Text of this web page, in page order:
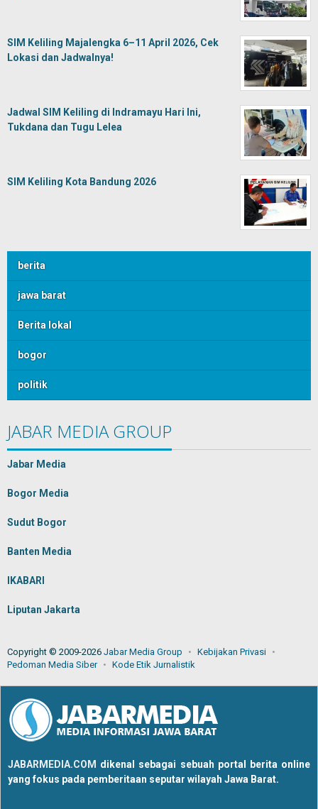
SIM Keliling Majalengka 6–11 April 2026, Cek
Lokasi dan Jadwalnya!
Jadwal SIM Keliling di Indramayu Hari Ini,
Tukdana dan Tugu Lelea
SIM Keliling Kota Bandung 2026
berita
jawa barat
Berita lokal
bogor
politik
JABAR MEDIA GROUP
Jabar Media
Bogor Media
Sudut Bogor
Banten Media
IKABARI
Liputan Jakarta
Copyright © 2009-2026 Jabar Media Group
Kebijakan Privasi
Pedoman Media Siber
Kode Etik Jurnalistik
JABARMEDIA.COM dikenal sebagai sebuah portal berita online
yang fokus pada pemberitaan seputar wilayah Jawa Barat.